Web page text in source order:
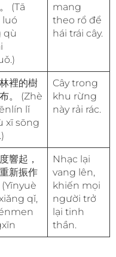
(Tā
luó
qù
mang
theo rổ để
hái trái cây.
裡的樹
。 (Zhè
lǐ
xī sōng
Cây trong
khu rừng
này rải rác.
響起，
新振作
(Yīnyuè
qǐ,
Nhạc lại
vang lên,
khiến mọi
người trở
lại tinh
thần.